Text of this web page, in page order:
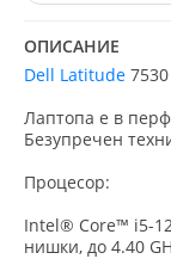
ОПИСАНИЕ
Dell Latitude
Лаптопа е в
Безупречен
Процесор:
Intel® Core™ i5-
нишки, до 4.40